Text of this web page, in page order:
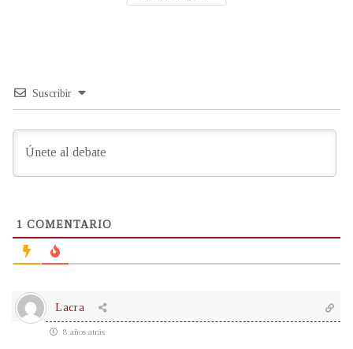
Suscribir
1 COMENTARIO
Lacra
8 años atrás